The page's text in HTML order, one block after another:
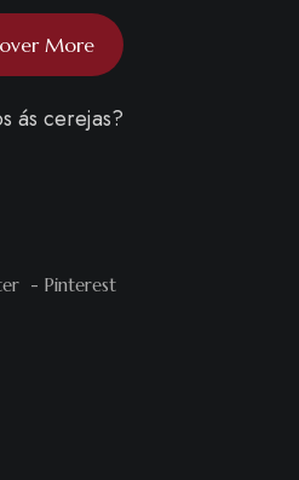
More
Pinterest